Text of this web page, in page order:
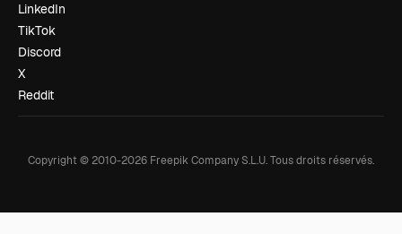
LinkedIn
TikTok
Discord
X
Reddit
Copyright © 2010-2026 Freepik Company S.L.U.Tous droits réservés.